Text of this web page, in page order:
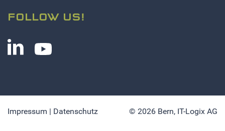
FOLLOW US!
Impressum | Datenschutz © 2026 Bern, IT-Logix AG